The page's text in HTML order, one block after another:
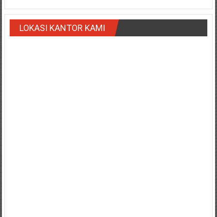
Payakumbung/
Tanjung
LOKASI KANTOR KAMI